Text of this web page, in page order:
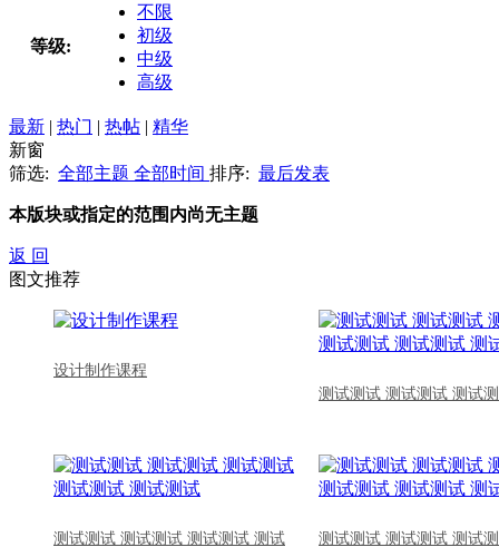
等级:
不限
初级
中级
高级
最新 | 热门 | 热帖 | 精华
新窗
筛选: 全部主题 全部时间 排序: 最后发表
本版块或指定的范围内尚无主题
返 回
图文推荐
设计制作课程
测试测试 测试测试 测试
测试测试 测试测试 测试测试 测试 测试测试 测试测试 测试